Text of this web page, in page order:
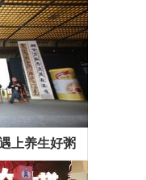
上养生好粥